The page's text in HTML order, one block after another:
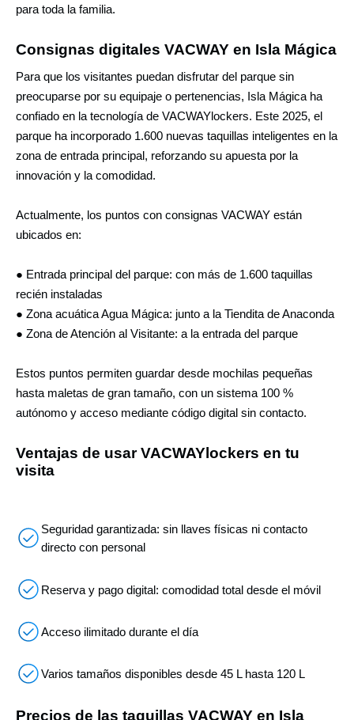
para toda la familia.
Consignas digitales VACWAY en Isla Mágica
Para que los visitantes puedan disfrutar del parque sin
preocuparse por su equipaje o pertenencias, Isla Mágica ha
confiado en la tecnología de VACWAYlockers. Este 2025, el
parque ha incorporado 1.600 nuevas taquillas inteligentes en la
zona de entrada principal, reforzando su apuesta por la
innovación y la comodidad.
Actualmente, los puntos con consignas VACWAY están
ubicados en:
● Entrada principal del parque: con más de 1.600 taquillas
recién instaladas
● Zona acuática Agua Mágica: junto a la Tiendita de Anaconda
● Zona de Atención al Visitante: a la entrada del parque
Estos puntos permiten guardar desde mochilas pequeñas
hasta maletas de gran tamaño, con un sistema 100 %
autónomo y acceso mediante código digital sin contacto.
Ventajas de usar VACWAYlockers en tu
visita
Seguridad garantizada: sin llaves físicas ni contacto
directo con personal
Reserva y pago digital: comodidad total desde el móvil
Acceso ilimitado durante el día
Varios tamaños disponibles desde 45 L hasta 120 L
Precios de las taquillas VACWAY en Isla